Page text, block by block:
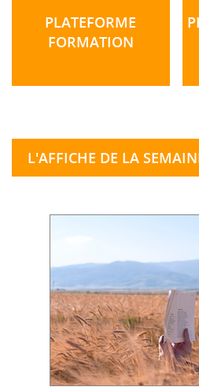
PLATEFORME
FORMATION
L'AFFICHE DE LA